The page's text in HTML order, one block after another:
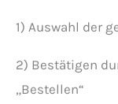
1) Auswahl der
2) Bestätigen
„Bestellen“